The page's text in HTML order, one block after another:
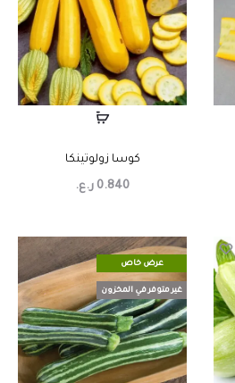
كوسا زولوتينكا
0.840 ر.ع.
عرض خاص
غير متوفر في المخزون